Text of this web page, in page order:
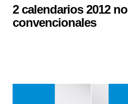
2 calendarios 2012 no
convencionales